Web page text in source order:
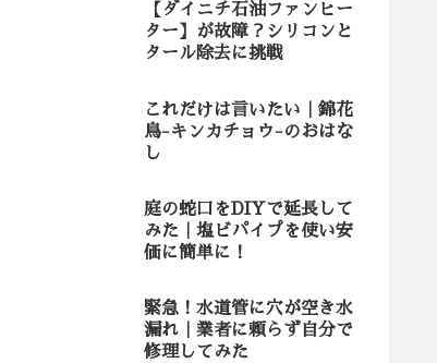
【ダイニチ石油ファンヒー
ター】が故障？シリコンと
タール除去に挑戦
これだけは言いたい｜錦花
鳥-キンカチョウ-のおはな
し
庭の蛇口をDIYで延長して
みた｜塩ビパイプを使い安
価に簡単に！
緊急！水道管に穴が空き水
漏れ｜業者に頼らず自分で
修理してみた